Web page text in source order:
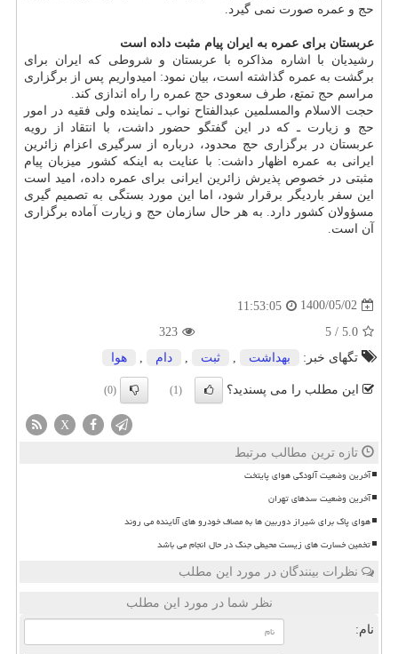
حج و عمره صورت نمی گیرد.
عربستان برای عمره به ایران پیام مثبت داده است
رشیدیان با اشاره مذاکره با عربستان و شروطی که ایران برای
برگشت به عمره گذاشته است، بیان نمود: امیدواریم پس از برگزاری
مراسم حج تمتع، طرف سعودی حج عمره را راه اندازی کند.
حجت الاسلام والمسلمین عبدالفتاح نواب ـ نماینده ولی فقیه در امور
حج و زیارت ـ که در این گفتگو حضور داشت، با انتقاد از رویه
عربستان در برگزاری حج محدود، درباره از سرگیری اعزام زائرین
ایرانی به عمره اظهار داشت: با عنایت به اینکه کشور میزبان پیام
مثبتی در خصوص پذیرش زائرین ایرانی برای عمره داده، امید است
این سفر باردیگر برقرار شود، اما این مورد بستگی به تصمیم گیری
مسؤولان کشور دارد. به هر حال سازمان حج و زیارت آماده برگزاری
آن است.
1400/05/02
11:53:05
5.0
/
5
323
تگهای خبر:
بهداشت ثبت دام هوا
این مطلب را می پسندید؟ (1)
(0)
X
تازه ترین مطالب مرتبط
آخرین وضعیت آلودگی هوای پایتخت
آخرین وضعیت سدهای تهران
هوای پاک برای شیراز دوربین ها به مصاف خودرو های آلاینده می روند
تخمین خسارت های زیست محیطی جنگ در حال انجام می باشد
نظرات بینندگان در مورد این مطلب
نظر شما در مورد این مطلب
نام: